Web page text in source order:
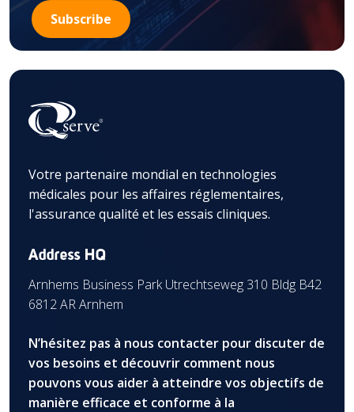
Votre partenaire mondial en technologies
médicales pour les affaires réglementaires,
l'assurance qualité et les essais cliniques.
Address HQ
Arnhems Business Park Utrechtseweg 310 Bldg B42
6812 AR Arnhem
N’hésitez pas à nous contacter pour discuter de
vos besoins et découvrir comment nous
pouvons vous aider à atteindre vos objectifs de
manière efficace et conforme à la